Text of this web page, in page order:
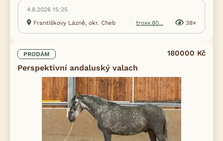
4.8.2026 15:25
Františkovy Lázně, okr. Cheb
troxx.80... 38×
PRODÁM
Perspektivní andaluský valach
180000 Kč